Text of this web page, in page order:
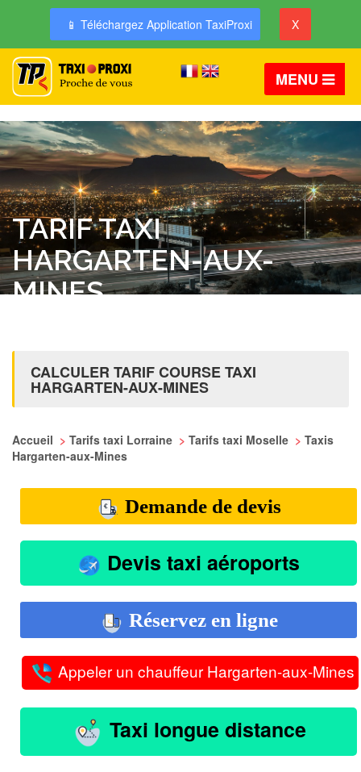
📱 Téléchargez Application TaxiProxi X
MENU
TARIF TAXI
HARGARTEN-AUX-
MINES
CALCULER TARIF COURSE TAXI
HARGARTEN-AUX-MINES
Accueil > Tarifs taxi Lorraine > Tarifs taxi Moselle > Taxis
Hargarten-aux-Mines
Demande de devis
Devis taxi aéroports
Réservez en ligne
Appeler un chauffeur Hargarten-aux-Mines
Taxi longue distance